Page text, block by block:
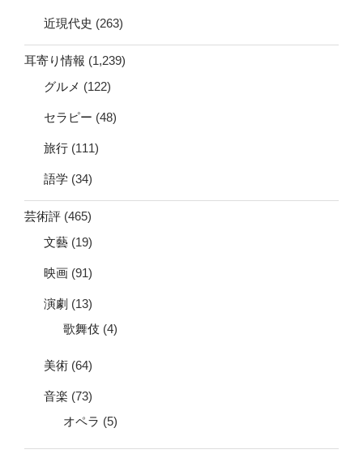
近現代史 (263)
耳寄り情報 (1,239)
グルメ (122)
セラピー (48)
旅行 (111)
語学 (34)
芸術評 (465)
文藝 (19)
映画 (91)
演劇 (13)
歌舞伎 (4)
美術 (64)
音楽 (73)
オペラ (5)